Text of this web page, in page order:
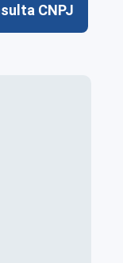
CNPJ